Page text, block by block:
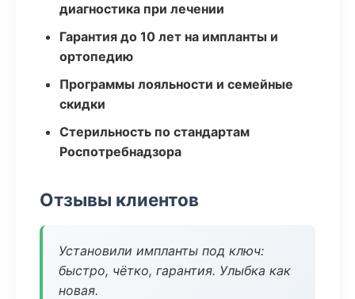
диагностика при лечении
Гарантия до 10 лет на импланты и
ортопедию
Программы лояльности и семейные
скидки
Стерильность по стандартам
Роспотребнадзора
Отзывы клиентов
Установили импланты под ключ:
быстро, чётко, гарантия. Улыбка как
новая.